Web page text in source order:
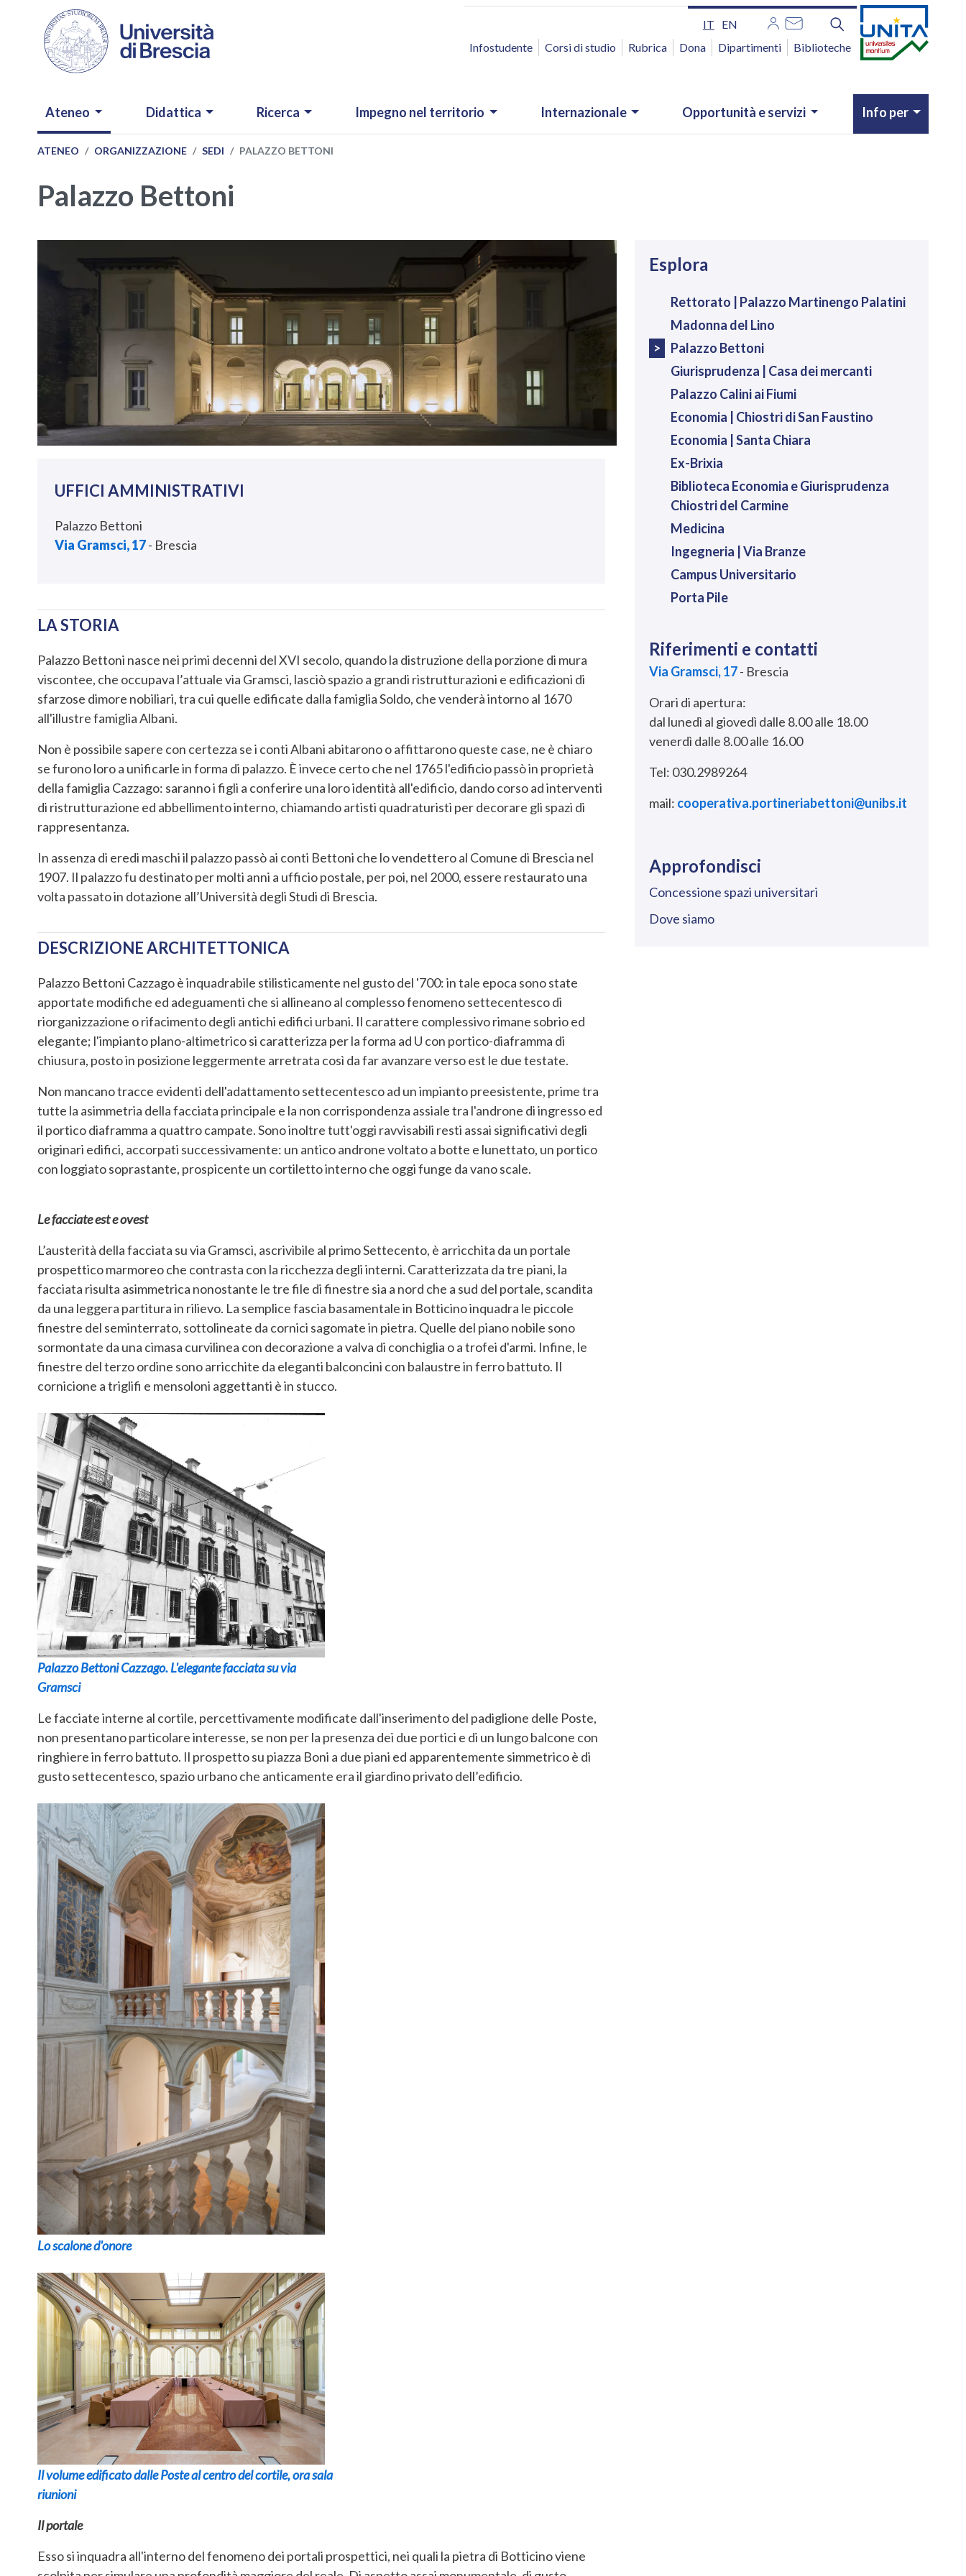
Salta al contenuto principale
IT EN
ACCESSO RAPIDO
Infostudente Corsi di studio Rubrica Dona Dipartimenti Biblioteche
NAVIGAZIONE PRINCIPALE
Ateneo Didattica Ricerca Impegno nel territorio Internazionale Opportunità e servizi Info per
ATENEO ORGANIZZAZIONE SEDI PALAZZO BETTONI
Palazzo Bettoni
UFFICI AMMINISTRATIVI
Palazzo Bettoni
Via Gramsci, 17- Brescia
LA STORIA
Palazzo Bettoni nasce nei primi decenni del XVI secolo, quando la distruzione della porzione di mura
viscontee, che occupava l’attuale via Gramsci, lasciò spazio a grandi ristrutturazioni e edificazioni di
sfarzose dimore nobiliari, tra cui quelle edificate dalla famiglia Soldo, che venderà intorno al 1670
all'illustre famiglia Albani.
Non è possibile sapere con certezza se i conti Albani abitarono o affittarono queste case, ne è chiaro
se furono loro a unificarle in forma di palazzo. È invece certo che nel 1765 l'edificio passò in proprietà
della famiglia Cazzago: saranno i figli a conferire una loro identità all'edificio, dando corso ad interventi
di ristrutturazione ed abbellimento interno, chiamando artisti quadraturisti per decorare gli spazi di
rappresentanza.
In assenza di eredi maschi il palazzo passò ai conti Bettoni che lo vendettero al Comune di Brescia nel
1907. Il palazzo fu destinato per molti anni a ufficio postale, per poi, nel 2000, essere restaurato una
volta passato in dotazione all’Università degli Studi di Brescia.
DESCRIZIONE ARCHITETTONICA
Palazzo Bettoni Cazzago è inquadrabile stilisticamente nel gusto del '700: in tale epoca sono state
apportate modifiche ed adeguamenti che si allineano al complesso fenomeno settecentesco di
riorganizzazione o rifacimento degli antichi edifici urbani. Il carattere complessivo rimane sobrio ed
elegante; l'impianto plano-altimetrico si caratterizza per la forma ad U con portico-diaframma di
chiusura, posto in posizione leggermente arretrata così da far avanzare verso est le due testate.
Non mancano tracce evidenti dell'adattamento settecentesco ad un impianto preesistente, prime tra
tutte la asimmetria della facciata principale e la non corrispondenza assiale tra l'androne di ingresso ed
il portico diaframma a quattro campate. Sono inoltre tutt'oggi ravvisabili resti assai significativi degli
originari edifici, accorpati successivamente: un antico androne voltato a botte e lunettato, un portico
con loggiato soprastante, prospicente un cortiletto interno che oggi funge da vano scale.
Le facciate est e ovest
L’austerità della facciata su via Gramsci, ascrivibile al primo Settecento, è arricchita da un portale
prospettico marmoreo che contrasta con la ricchezza degli interni. Caratterizzata da tre piani, la
facciata risulta asimmetrica nonostante le tre file di finestre sia a nord che a sud del portale, scandita
da una leggera partitura in rilievo. La semplice fascia basamentale in Botticino inquadra le piccole
finestre del seminterrato, sottolineate da cornici sagomate in pietra. Quelle del piano nobile sono
sormontate da una cimasa curvilinea con decorazione a valva di conchiglia o a trofei d'armi. Infine, le
finestre del terzo ordine sono arricchite da eleganti balconcini con balaustre in ferro battuto. Il
cornicione a triglifi e mensoloni aggettanti è in stucco.
Palazzo Bettoni Cazzago. L'elegante facciata su via
Gramsci
Le facciate interne al cortile, percettivamente modificate dall'inserimento del padiglione delle Poste,
non presentano particolare interesse, se non per la presenza dei due portici e di un lungo balcone con
ringhiere in ferro battuto. Il prospetto su piazza Boni a due piani ed apparentemente simmetrico è di
gusto settecentesco, spazio urbano che anticamente era il giardino privato dell’edificio.
Lo scalone d'onore
Il volume edificato dalle Poste al centro del cortile, ora sala
riunioni
Il portale
Esso si inquadra all'interno del fenomeno dei portali prospettici, nei quali la pietra di Botticino viene
Esplora
Rettorato | Palazzo Martinengo Palatini
Madonna del Lino
Palazzo Bettoni
Giurisprudenza | Casa dei mercanti
Palazzo Calini ai Fiumi
Economia | Chiostri di San Faustino
Economia | Santa Chiara
Ex-Brixia
Biblioteca Economia e Giurisprudenza
Chiostri del Carmine
Medicina
Ingegneria | Via Branze
Campus Universitario
Porta Pile
Riferimenti e contatti
Via Gramsci, 17- Brescia
Orari di apertura:
dal lunedì al giovedì dalle 8.00 alle 18.00
venerdì dalle 8.00 alle 16.00
Tel: 030.2989264
mail: cooperativa.portineriabettoni@unibs.it
Approfondisci
Concessione spazi universitari
Dove siamo